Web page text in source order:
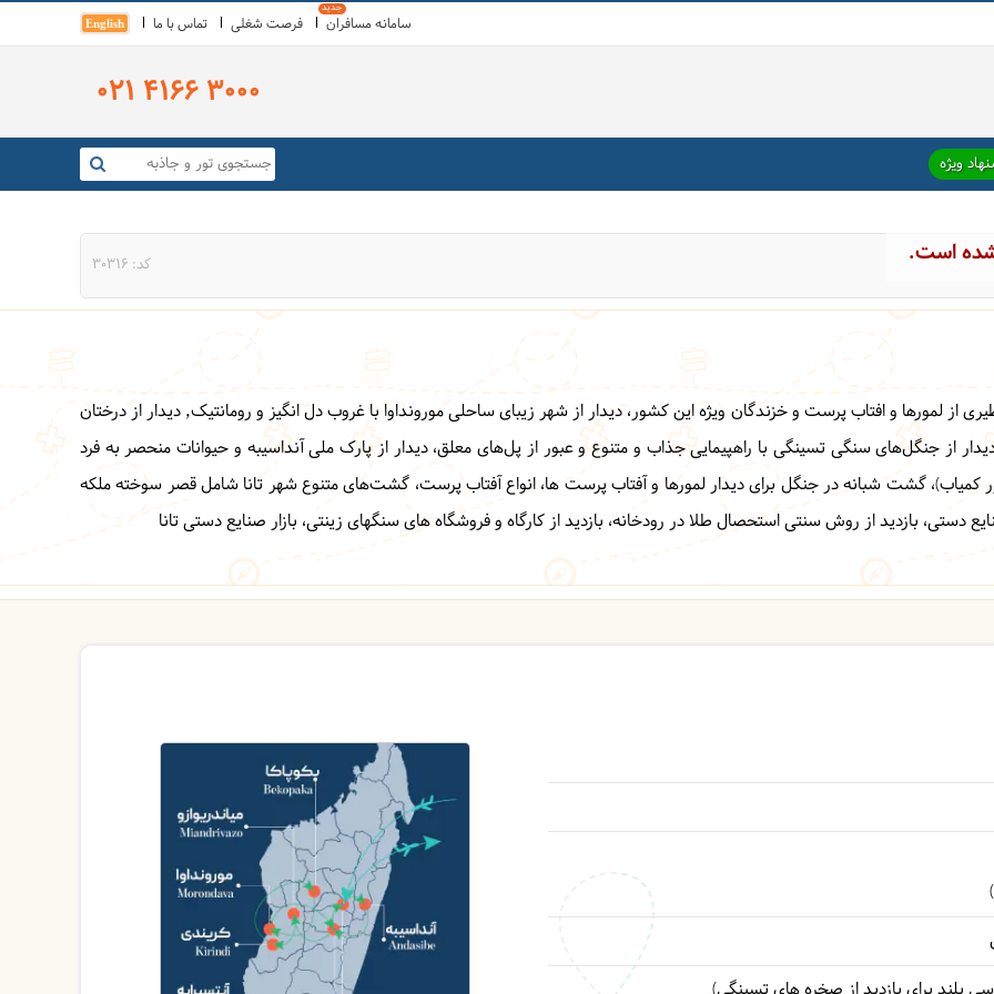
سامانه مسافران فرصت شغلی تماس با ما English
021 4166 3000
ویژه
کد: 30316 است.
ماداگاسکار مشهور به قاره هشتم با تنوع جانوری و گیاهی و بی‌نظیری از لمورها و افتاب پرست و خزندگان ویژه این کشور، دیدار از شهر زیبای ساحلی مورونداوا با غروب دل انگیز و رومانتیک٬ دیدار از درختان
از جنگل‌های سنگی تسینگی با راهپیمایی جذاب و متنوع و عبور از پل‌های معلق، دیدار از پارک ملی آنداسیبه و حیوانات منحصر به فرد
کمیاب)، گشت شبانه در جنگل برای دیدار لمورها و آفتاب پرست ها، انواع آفتاب پرست، گشت‌های متنوع شهر تانا شامل قصر سوخته ملکه
دستی، بازدید از روش سنتی استحصال طلا در رودخانه، بازدید از کارگاه و فروشگاه های سنگهای زینتی، بازار صنایع دستی تانا